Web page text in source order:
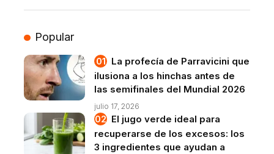
Popular
La profecía de Parravicini que
ilusiona a los hinchas antes de
las semifinales del Mundial 2026
julio 17, 2026
El jugo verde ideal para
recuperarse de los excesos: los
3 ingredientes que ayudan a